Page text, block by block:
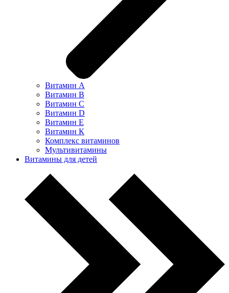
Витамин А
Витамин В
Витамин С
Витамин D
Витамин Е
Витамин К
Комплекс витаминов
Мультивитамины
Витамины для детей